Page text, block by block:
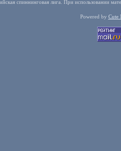
спиннинговая лига. При использовании
Powered by Cute